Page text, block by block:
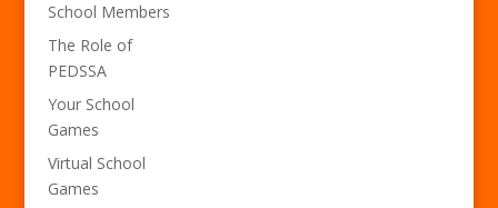
School Members
The Role of
PEDSSA
Your School
Games
Virtual School
Games